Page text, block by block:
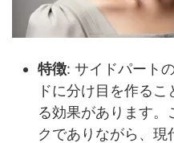
特徴: サイドパート
ドに分け目を作る
る効果があります。
クでありながら、現